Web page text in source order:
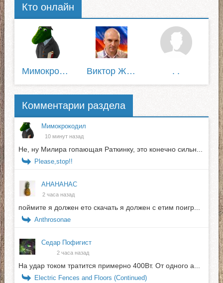
Кто онлайн
Мимокрокодил Виктор Жилин . .
Комментарии раздела
Мимокрокодил
10 минут назад
Не, ну Милира гопающая Раткинку, это конечно сильн...
Please,stop!!
АНАНАНАС
2 часа назад
поймите я должен ето скачать я должен с етим поигр...
Anthrosonae
Седар Пофигист
2 часа назад
На удар током тратится примерно 400Вт. От одного а...
Electric Fences and Floors (Continued)